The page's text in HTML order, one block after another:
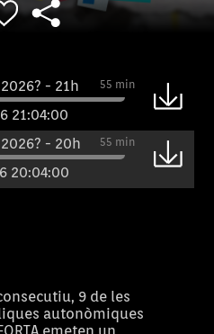
- 21h 55 min
21:04:00
- 20h
55 min
20:04:00
9 de les
autonòmiques